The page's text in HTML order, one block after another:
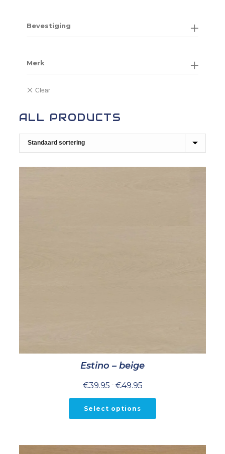
Bevestiging
Merk
ALL PRODUCTS
Estino – beige
€39.95 - €49.95Prijsklasse:
tot
Select options